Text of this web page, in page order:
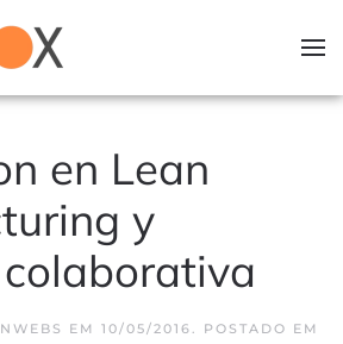
en Lean
y
EM 10/05/2016. POSTADO EM